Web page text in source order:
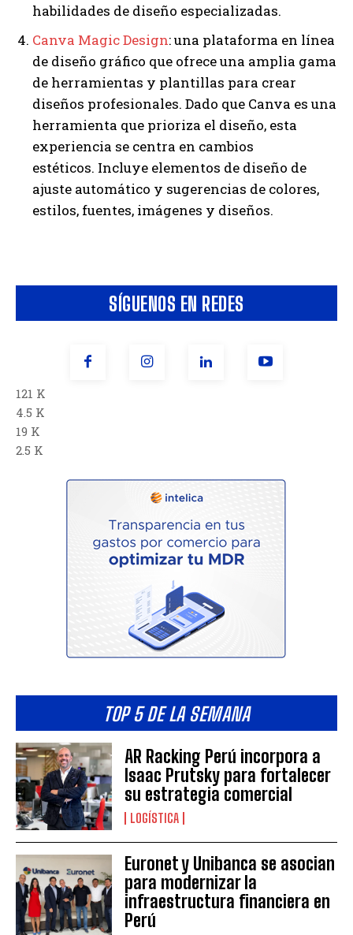
SÍGUENOS EN REDES
121 K
4.5 K
19 K
2.5 K
TOP 5 DE LA SEMANA
AR Racking Perú incorpora a
Isaac Prutsky para fortalecer
su estrategia comercial
LOGÍSTICA
Euronet y Unibanca se asocian
para modernizar la
infraestructura financiera en
Perú
habilidades de diseño especializadas.
Canva Magic Design: una plataforma en línea
de diseño gráfico que ofrece una amplia gama
de herramientas y plantillas para crear
diseños profesionales. Dado que Canva es una
herramienta que prioriza el diseño, esta
experiencia se centra en cambios
estéticos. Incluye elementos de diseño de
ajuste automático y sugerencias de colores,
estilos, fuentes, imágenes y diseños.